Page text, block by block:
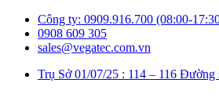
Công ty: 0909.916.700 (08:00-
0908 609 305
sales@vegatec.com.vn
Trụ Sở 01/07/25 : 114 – 116